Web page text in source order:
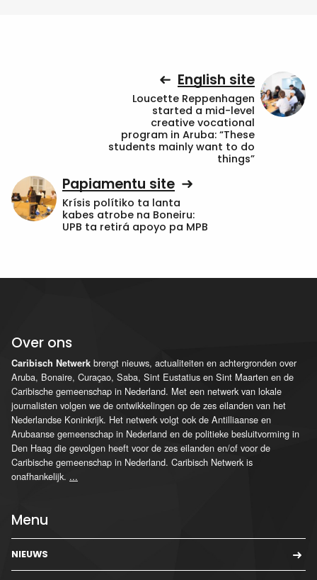
English site
Loucette Reppenhagen
started a mid-level
creative vocational
program in Aruba: “These
students mainly want to do
things”
Papiamentu site
Krísis polítiko ta lanta
kabes atrobe na Boneiru:
UPB ta retirá apoyo pa MPB
Over ons
Caribisch Netwerk brengt nieuws, actualiteiten en achtergronden over
Aruba, Bonaire, Curaçao, Saba, Sint Eustatius en Sint Maarten en de
Caribische gemeenschap in Nederland. Met een netwerk van lokale
journalisten volgen we de ontwikkelingen op de zes eilanden van het
Nederlandse Koninkrijk. Het netwerk volgt ook de Antilliaanse en
Arubaanse gemeenschap in Nederland en de politieke besluitvorming in
Den Haag die gevolgen heeft voor de zes eilanden en/of voor de
Caribische gemeenschap in Nederland. Caribisch Netwerk is
onafhankelijk. ...
Menu
NIEUWS